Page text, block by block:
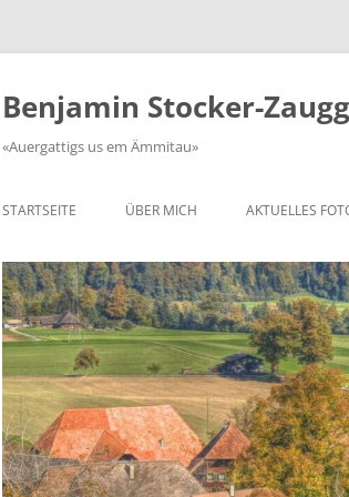
Zum
springen
Benjamin Stocker-Zaugg
«Auergattigs us em Ämmitau»
STARTSEITE ÜBER MICH AKTUELLES